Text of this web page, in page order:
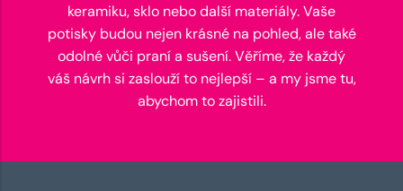
keramiku, sklo nebo další materiály. Vaše
potisky budou nejen krásné na pohled, ale také
odolné vůči praní a sušení. Věříme, že každý
váš návrh si zaslouží to nejlepší – a my jsme tu,
abychom to zajistili.